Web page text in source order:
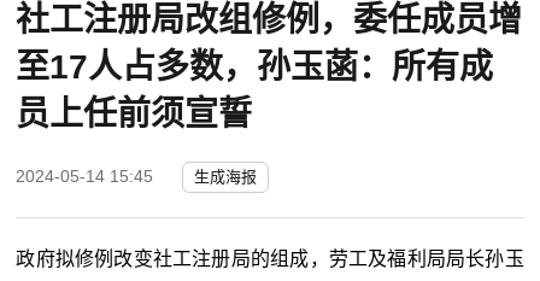
社工注册局改组修例，委任成员增
至17人占多数，孙玉菡：所有成
员上任前须宣誓
2024-05-14 15:45 生成海报
政府拟修例改变社工注册局的组成，劳工及福利局局长孙玉